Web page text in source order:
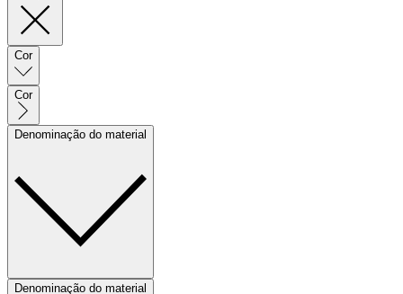
Cor
Cor
Denominação do material
Denominação do material